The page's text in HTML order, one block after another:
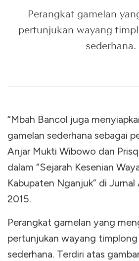
Perangkat gamelan
pertunjukan wayang
sederhana.
“Mbah Bancol juga
gamelan sederhana sebagai
Anjar Mukti Wibowo dan
dalam “Sejarah Kesenian
Kabupaten Nganjuk” di
2015.
Perangkat gamelan yang
pertunjukan wayang
sederhana. Terdiri atas